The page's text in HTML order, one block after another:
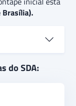
do SDA: